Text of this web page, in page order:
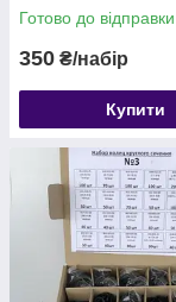
Готово до відправки
350 ₴/набір
Купити